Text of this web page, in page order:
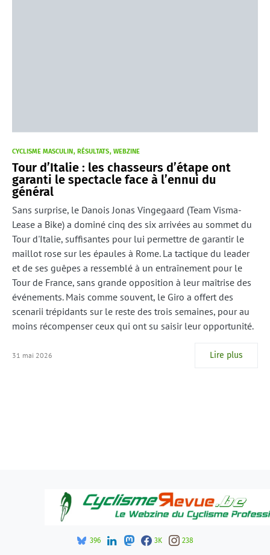
CYCLISME MASCULIN RÉSULTATS WEBZINE
Tour d’Italie : les chasseurs d’étape ont
garanti le spectacle face à l’ennui du
général
Sans surprise, le Danois Jonas Vingegaard (Team Visma-
Lease a Bike) a dominé cinq des six arrivées au sommet du
Tour d'Italie, suffisantes pour lui permettre de garantir le
maillot rose sur les épaules à Rome. La tactique du leader
et de ses guêpes a ressemblé à un entraînement pour le
Tour de France, sans grande opposition à leur maîtrise des
événements. Mais comme souvent, le Giro a offert des
scenarii trépidants sur le reste des trois semaines, pour au
moins récompenser ceux qui ont su saisir leur opportunité.
31 mai 2026 Lire plus
396 3K 238